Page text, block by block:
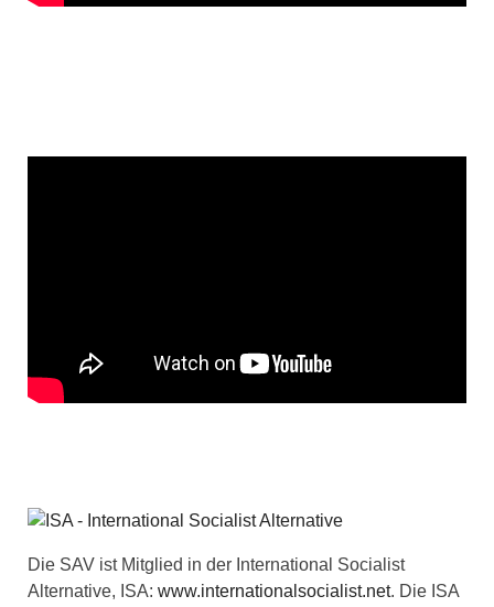
Die SAV ist Mitglied in der International Socialist
Alternative, ISA: www.internationalsocialist.net. Die ISA